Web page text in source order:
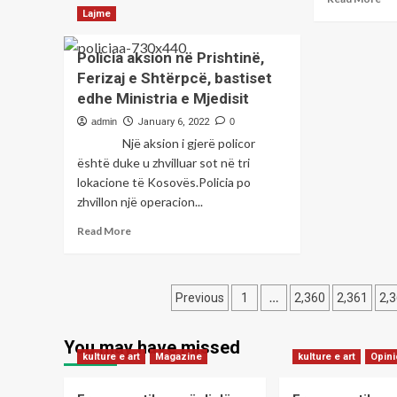
popullsinë
më
të
re
në
Evropë
Lajme
Policia aksion në Prishtinë,
Ferizaj e Shtërpcë, bastiset
edhe Ministria e Mjedisit
admin January 6, 2022 0
Një aksion i gjerë policor
është duke u zhvilluar sot në tri
lokacione të Kosovës.Policia po
zhvillon një operacion...
Read MoreRead
Ferizaj
e
Posts
Previous 1 … 2,360 2,361
You may have missed
kulture e art Magazine kulture e art